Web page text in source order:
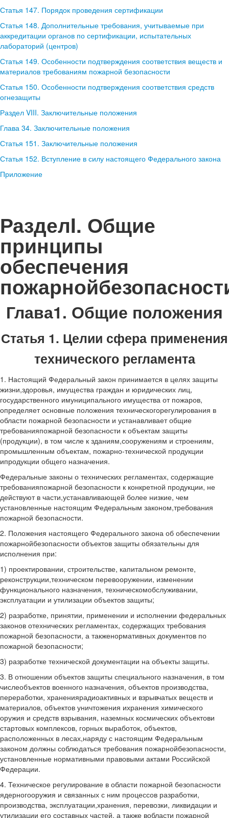
Статья 147. Порядок проведения сертификации
Статья 148. Дополнительные требования, учитываемые при
аккредитации органов по сертификации, испытательных
лабораторий (центров)
Статья 149. Особенности подтверждения соответствия веществ и
материалов требованиям пожарной безопасности
Статья 150. Особенности подтверждения соответствия средств
огнезащиты
Раздел VIII. Заключительные положения
Глава 34. Заключительные положения
Статья 151. Заключительные положения
Статья 152. Вступление в силу настоящего Федерального закона
Приложение
РазделI. Общие
принципы
обеспечения
Глава1. Общие положения
Статья 1. Целии сфера применения
технического регламента
1. Настоящий Федеральный закон принимается в целях защиты
жизни,здоровья, имущества граждан и юридических лиц,
государственного имуниципального имущества от пожаров,
определяет основные положения техническогорегулирования в
области пожарной безопасности и устанавливает общие
требованияпожарной безопасности к объектам защиты
(продукции), в том числе к зданиям,сооружениям и строениям,
промышленным объектам, пожарно-технической продукции
ипродукции общего назначения.
Федеральные законы о технических регламентах, содержащие
требованияпожарной безопасности к конкретной продукции, не
действуют в части,устанавливающей более низкие, чем
установленные настоящим Федеральным законом,требования
пожарной безопасности.
2. Положения настоящего Федерального закона об обеспечении
пожарнойбезопасности объектов защиты обязательны для
исполнения при:
1) проектировании, строительстве, капитальном ремонте,
реконструкции,техническом перевооружении, изменении
функционального назначения, техническомобслуживании,
эксплуатации и утилизации объектов защиты;
2) разработке, принятии, применении и исполнении федеральных
законов отехнических регламентах, содержащих требования
пожарной безопасности, а такженормативных документов по
пожарной безопасности;
3) разработке технической документации на объекты защиты.
3. В отношении объектов защиты специального назначения, в том
числеобъектов военного назначения, объектов производства,
переработки, хранениярадиоактивных и взрывчатых веществ и
материалов, объектов уничтожения ихранения химического
оружия и средств взрывания, наземных космических объектови
стартовых комплексов, горных выработок, объектов,
расположенных в лесах,наряду с настоящим Федеральным
законом должны соблюдаться требования пожарнойбезопасности,
установленные нормативными правовыми актами Российской
Федерации.
4. Техническое регулирование в области пожарной безопасности
ядерногооружия и связанных с ним процессов разработки,
производства, эксплуатации,хранения, перевозки, ликвидации и
утилизации его составных частей, а также вобласти пожарной